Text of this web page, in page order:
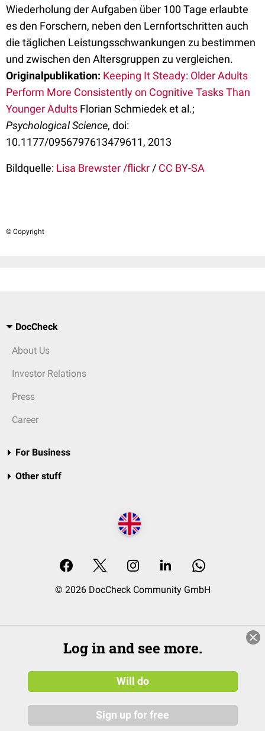
Wiederholung der Aufgaben über 100 Tage erlaubte
es den Forschern, neben den Lernfortschritten auch
die täglichen Leistungsschwankungen zu bestimmen
und zwischen den Altersgruppen zu vergleichen.
Originalpublikation: Keeping It Steady: Older Adults
Perform More Consistently on Cognitive Tasks Than
Younger Adults Florian Schmiedek et al.;
Psychological Science, doi:
10.1177/0956797613479611, 2013
Bildquelle: Lisa Brewster /flickr / CC BY-SA
© Copyright
DocCheck
About Us
Investor Relations
Press
Career
For Business
Other stuff
© 2026 DocCheck Community GmbH
Log in and see more.
Will do
Sign up for free